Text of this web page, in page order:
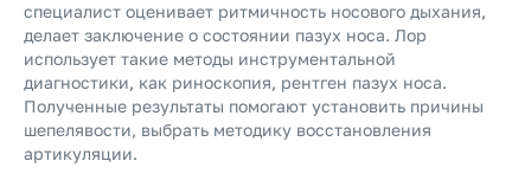
специалист оценивает ритмичность носового дыхания,
делает заключение о состоянии пазух носа. Лор
использует такие методы инструментальной
диагностики, как риноскопия, рентген пазух носа.
Полученные результаты помогают установить причины
шепелявости, выбрать методику восстановления
артикуляции.